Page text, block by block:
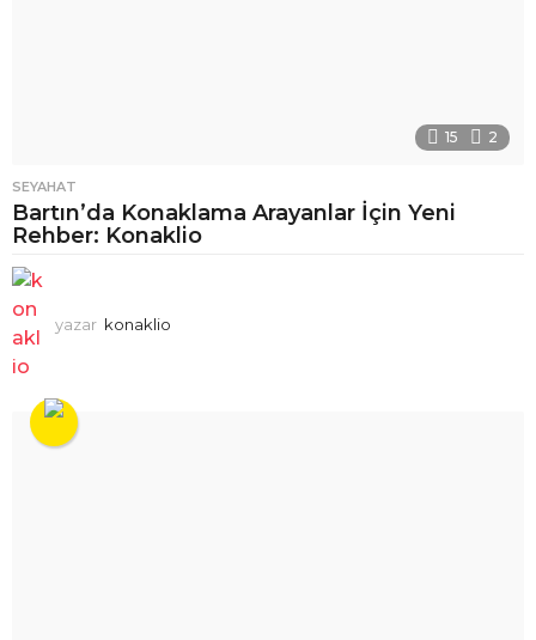
15 2
SEYAHAT
Bartın’da Konaklama Arayanlar İçin Yeni
Rehber: Konaklio
yazar konaklio